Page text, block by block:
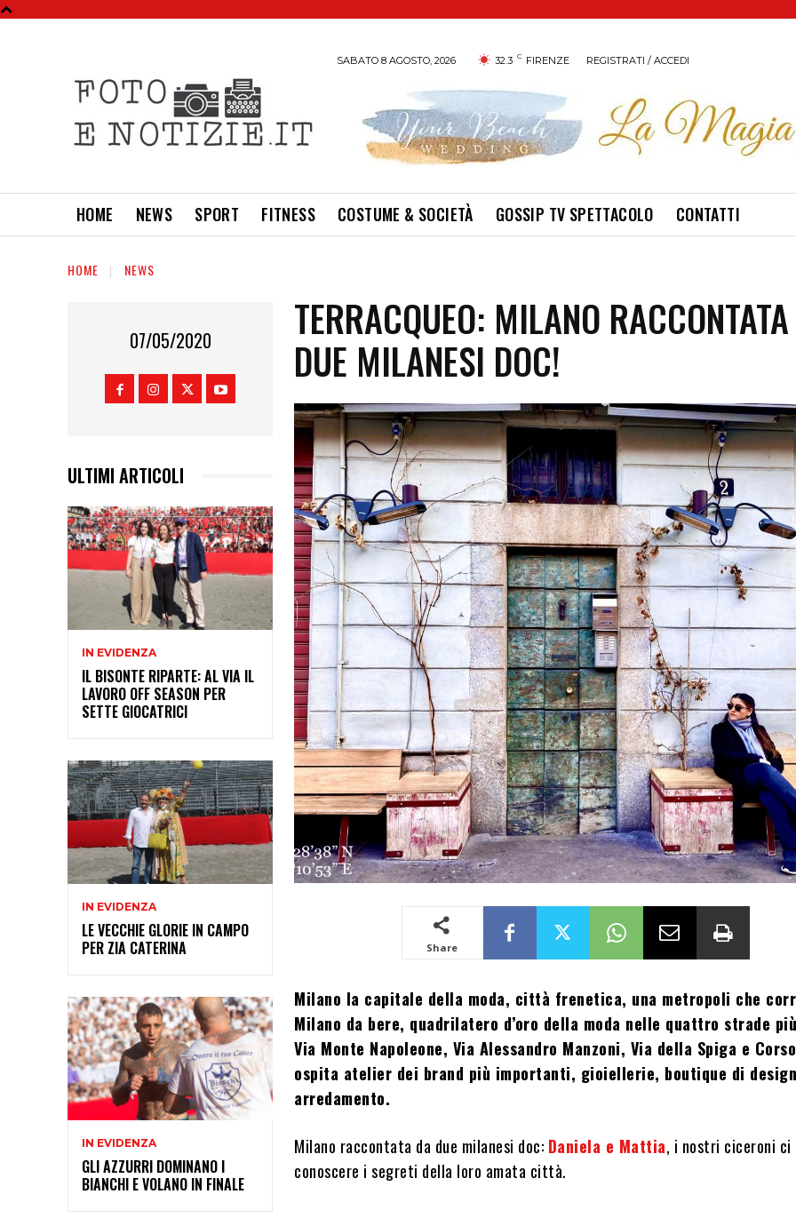
SABATO 8 AGOSTO, 2026 32.3 C FIRENZE REGISTRATI / ACCEDI
HOME NEWS SPORT FITNESS COSTUME & SOCIETÀ GOSSIP TV SPETTACOLO CONTATTI
HOME NEWS
07/05/2020
ULTIMI ARTICOLI
IN EVIDENZA
IL BISONTE RIPARTE: AL VIA IL
LAVORO OFF SEASON PER
SETTE GIOCATRICI
IN EVIDENZA
LE VECCHIE GLORIE IN CAMPO
PER ZIA CATERINA
IN EVIDENZA
GLI AZZURRI DOMINANO I
BIANCHI E VOLANO IN FINALE
TERRACQUEO: MILANO
DUE MILANESI DOC!
Share
Milano la capitale della moda, città frenetica, una metropoli che
Milano da bere, quadrilatero d’oro della moda nelle quattro strade
Via Monte Napoleone, Via Alessandro Manzoni, Via della Spiga e
ospita atelier dei brand più importanti, gioiellerie, boutique di
arredamento.
Milano raccontata da due milanesi doc: Daniela e Mattia, i nostri ciceroni ci
conoscere i segreti della loro amata città.